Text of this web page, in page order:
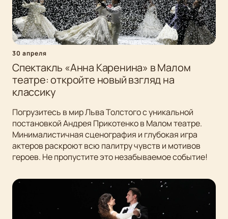
30 апреля
Спектакль «Анна Каренина» в Малом
театре: откройте новый взгляд на
классику
Погрузитесь в мир Льва Толстого с уникальной
постановкой Андрея Прикотенко в Малом театре.
Минималистичная сценография и глубокая игра
актеров раскроют всю палитру чувств и мотивов
героев. Не пропустите это незабываемое событие!